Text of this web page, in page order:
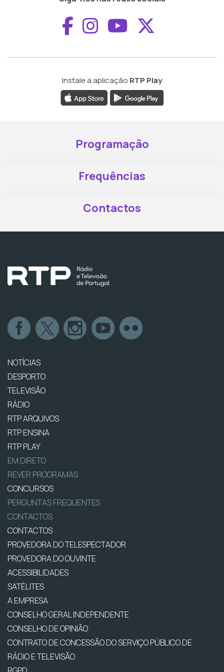
Aceder ao
Aceder ao
Aceder ao
Instale a aplicação RTP Play
Programação
Frequências
Contactos
NOTÍCIAS
DESPORTO
TELEVISÃO
RÁDIO
RTP ARQUIVOS
RTP ENSINA
RTP PLAY
EM DIRETO
REVER PROGRAMAS
CONCURSOS
PERGUNTAS FREQUENTES
CONTACTOS
CONTACTOS
PROVEDORA DO TELESPECTADOR
PROVEDORA DO OUVINTE
ACESSIBILIDADES
SATÉLITES
A EMPRESA
CONSELHO GERAL INDEPENDENTE
CONSELHO DE OPINIÃO
CONTRATO DE CONCESSÃO DO SERVIÇO PÚBLICO DE
RÁDIO E TELEVISÃO